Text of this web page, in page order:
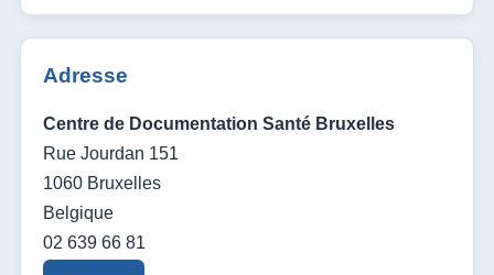
Adresse
Centre de Documentation Santé Bruxelles
Rue Jourdan 151
1060 Bruxelles
Belgique
02 639 66 81